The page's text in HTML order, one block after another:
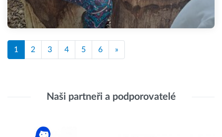
1 2 3 4 5 6 »
Naši partneři a podporovatelé